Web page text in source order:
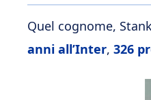
Quel cognome,
anni all’Inter, 326